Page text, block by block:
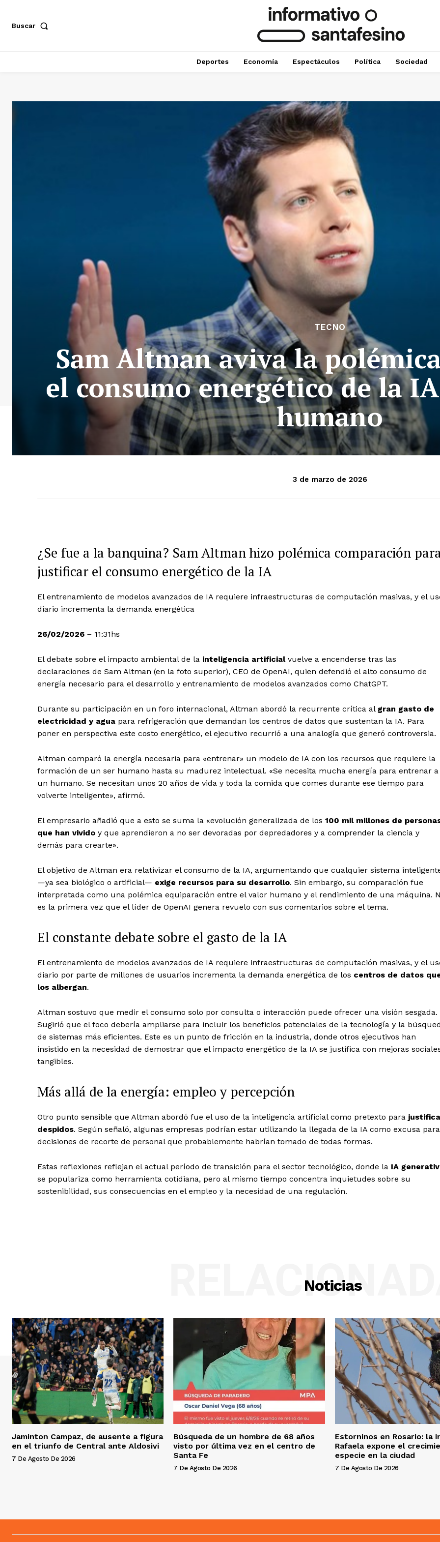
Buscar
Deportes Economía Espectáculos Política Sociedad
TECNO
Sam Altman aviva la
el consumo energético de la
humano
3 de marzo de 2026
¿Se fue a la banquina? Sam Altman hizo polémica comparación
justificar el consumo energético de la IA
El entrenamiento de modelos avanzados de IA requiere infraestructuras de computación masivas, y el
diario incrementa la demanda energética
26/02/2026 – 11:31hs
El debate sobre el impacto ambiental de la inteligencia artificial vuelve a encenderse tras las
declaraciones de Sam Altman (en la foto superior), CEO de OpenAI, quien defendió el alto consumo de
energía necesario para el desarrollo y entrenamiento de modelos avanzados como ChatGPT.
Durante su participación en un foro internacional, Altman abordó la recurrente crítica al gran gasto de
electricidad y agua para refrigeración que demandan los centros de datos que sustentan la IA. Para
poner en perspectiva este costo energético, el ejecutivo recurrió a una analogía que generó controversia.
Altman comparó la energía necesaria para «entrenar» un modelo de IA con los recursos que requiere la
formación de un ser humano hasta su madurez intelectual. «Se necesita mucha energía para entrenar a
un humano. Se necesitan unos 20 años de vida y toda la comida que comes durante ese tiempo para
volverte inteligente», afirmó.
El empresario añadió que a esto se suma la «evolución generalizada de los 100 mil millones de
que han vivido y que aprendieron a no ser devoradas por depredadores y a comprender la ciencia y
demás para crearte».
El objetivo de Altman era relativizar el consumo de la IA, argumentando que cualquier sistema
—ya sea biológico o artificial— exige recursos para su desarrollo. Sin embargo, su comparación fue
interpretada como una polémica equiparación entre el valor humano y el rendimiento de una máquina.
es la primera vez que el líder de OpenAI genera revuelo con sus comentarios sobre el tema.
El constante debate sobre el gasto de la IA
El entrenamiento de modelos avanzados de IA requiere infraestructuras de computación masivas, y el
diario por parte de millones de usuarios incrementa la demanda energética de los centros de datos
los albergan.
Altman sostuvo que medir el consumo solo por consulta o interacción puede ofrecer una visión sesgada.
Sugirió que el foco debería ampliarse para incluir los beneficios potenciales de la tecnología y la
de sistemas más eficientes. Este es un punto de fricción en la industria, donde otros ejecutivos han
insistido en la necesidad de demostrar que el impacto energético de la IA se justifica con mejoras
tangibles.
Más allá de la energía: empleo y percepción
Otro punto sensible que Altman abordó fue el uso de la inteligencia artificial como pretexto para
despidos. Según señaló, algunas empresas podrían estar utilizando la llegada de la IA como excusa para
decisiones de recorte de personal que probablemente habrían tomado de todas formas.
Estas reflexiones reflejan el actual período de transición para el sector tecnológico, donde la IA
se populariza como herramienta cotidiana, pero al mismo tiempo concentra inquietudes sobre su
sostenibilidad, sus consecuencias en el empleo y la necesidad de una regulación.
Noticias
Jaminton Campaz, de ausente a figura
en el triunfo de Central ante Aldosivi
7 De Agosto De 2026
Búsqueda de un hombre de 68 años
visto por última vez en el centro de
Santa Fe
7 De Agosto De 2026
Estorninos en Rosario: la
Rafaela expone el
especie en la ciudad
7 De Agosto De 2026